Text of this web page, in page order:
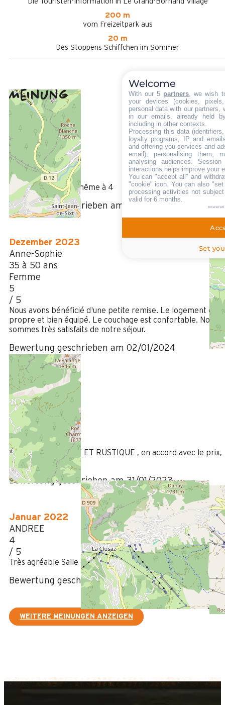
200 m
vom Freizeitpark aus
20 m
Des Stoppens Schiffchen im Sommer
Meinung
4,2
/ 5
(5 Meinung
Februar 2024
Jean-Claude
Plus de 50 ans
Homme
4
/ 5
Simple et pratique même à 4
Bewertung geschrieben am 03/03/2024
Dezember 2023
Anne-Sophie
35 à 50 ans
Femme
5
/ 5
Nous avons bénéficié d'une petite remise. Le logement est
propre et bien équipé. Le couchage est confortable. Nous
sommes très satisfaits de notre séjour.
Bewertung geschrieben am 02/01/2024
Januar 2023
Christine
Plus de 50 ans
Femme
4
/ 5
LOGEMENT SIMPLE ET RUSTIQUE , en accord avec le prix,
douche petite
Bewertung geschrieben am 31/01/2023
Januar 2022
ANDREE
4
/ 5
Très agréable Salle d'eau trop petite .
Bewertung geschrieben am 09/02/2022
WEITERE MEINUNGEN ANZEIGEN
Welcome
With our 5 partners, we wish
your devices (cookies,
personal data with our partners,
in our emails, already held
including in other contexts.
Processing this data
loyalty programs, IP and
and offering you services and
email), personalising them,
analysing audiences.
interactions helps improve your
You can "accept all" and
"cookie" icon. You can also
processing activities not
valid for 6 months.
Set